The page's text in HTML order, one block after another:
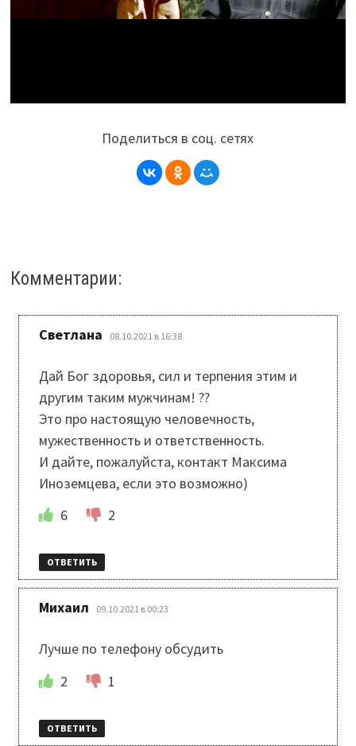
Поделиться в соц. сетях
Комментарии:
Светлана 08.10.2021 в 16:38
Дай Бог здоровья, сил и терпения этим и
другим таким мужчинам! ??
Это про настоящую человечность,
мужественность и ответственность.
И дайте, пожалуйста, контакт Максима
Иноземцева, если это возможно)
6
2
ОТВЕТИТЬ
Михаил 09.10.2021 в 00:23
Лучше по телефону обсудить
2
1
ОТВЕТИТЬ